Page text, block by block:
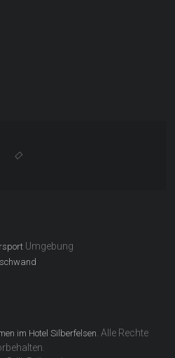
Umgebung
im Hotel Silberfelsen . Alle Rechte